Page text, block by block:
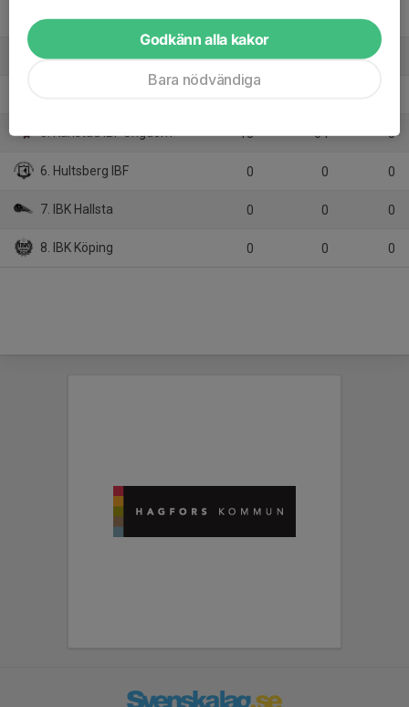
2. Hagfors IBS/IBF Lesjöfors 15 44
3. IBF Örebro Ungdom 15 -4
5. Karlstad IBF Ungdom 15 -64 3
6. Hultsberg IBF 0 0 0
7. IBK Hallsta 0 0 0
8. IBK Köping 0 0 0
Godkänn alla kakor
Bara nödvändiga